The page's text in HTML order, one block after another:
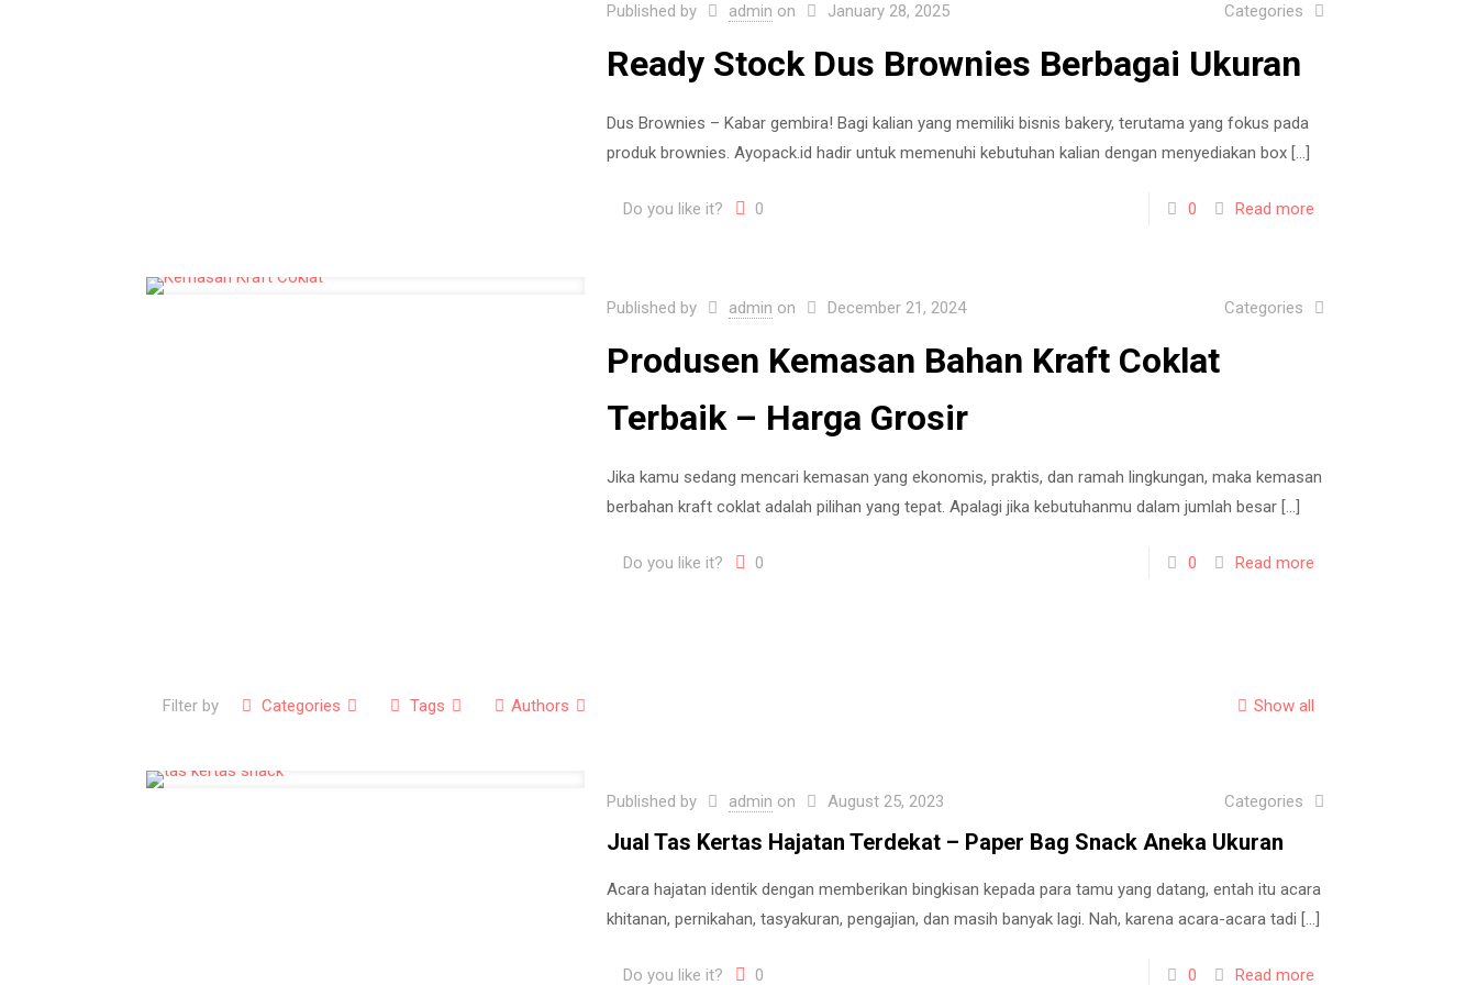
Published by admin on January 28, 2025 Categories
Ready Stock Dus Brownies Berbagai Ukuran
Dus Brownies – Kabar gembira! Bagi kalian yang memiliki bisnis bakery, terutama yang fokus pada
produk brownies. Ayopack.id hadir untuk memenuhi kebutuhan kalian dengan menyediakan box[…]
Do you like it? 0 0 Read more
Published by admin on December 21, 2024 Categories
Produsen Kemasan Bahan Kraft Coklat
Terbaik – Harga Grosir
Jika kamu sedang mencari kemasan yang ekonomis, praktis, dan ramah lingkungan, maka kemasan
berbahan kraft coklat adalah pilihan yang tepat. Apalagi jika kebutuhanmu dalam jumlah besar[…]
Do you like it? 0 0 Read more
Filter by Categories Tags Authors Show all
Published by admin on August 25, 2023 Categories
Jual Tas Kertas Hajatan Terdekat – Paper Bag Snack Aneka Ukuran
Acara hajatan identik dengan memberikan bingkisan kepada para tamu yang datang, entah itu acara
khitanan, pernikahan, tasyakuran, pengajian, dan masih banyak lagi. Nah, karena acara-acara tadi […]
Do you like it? 0 0 Read more